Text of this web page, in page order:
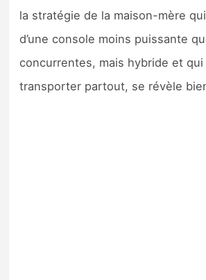
la stratégie de la maison-mère
d’une console moins puissante
concurrentes, mais hybride et
transporter partout, se révèle